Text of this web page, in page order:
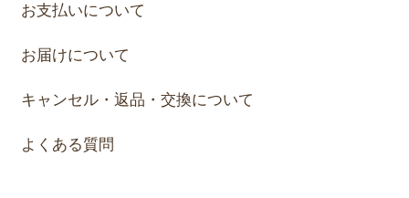
お支払いについて
お届けについて
キャンセル・返品・交換について
よくある質問